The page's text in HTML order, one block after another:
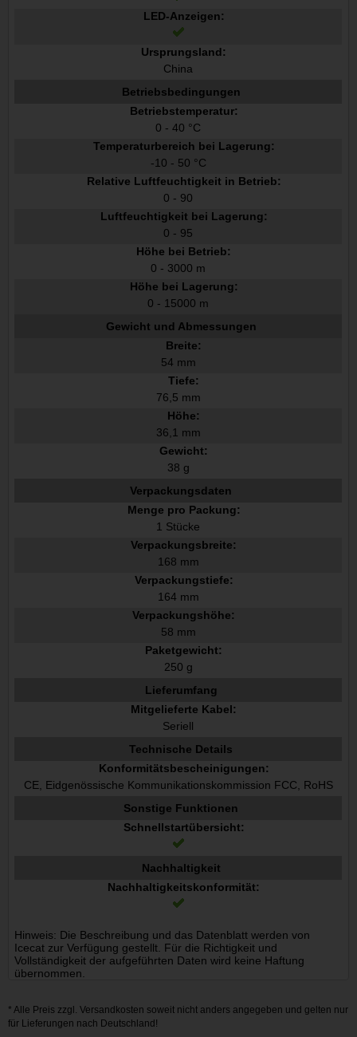
LED-Anzeigen:
Ursprungsland:
China
Betriebsbedingungen
Betriebstemperatur:
0 - 40 °C
Temperaturbereich bei Lagerung:
-10 - 50 °C
Relative Luftfeuchtigkeit in Betrieb:
0 - 90
Luftfeuchtigkeit bei Lagerung:
0 - 95
Höhe bei Betrieb:
0 - 3000 m
Höhe bei Lagerung:
0 - 15000 m
Gewicht und Abmessungen
Breite:
54 mm
Tiefe:
76,5 mm
Höhe:
36,1 mm
Gewicht:
38 g
Verpackungsdaten
Menge pro Packung:
1 Stücke
Verpackungsbreite:
168 mm
Verpackungstiefe:
164 mm
Verpackungshöhe:
58 mm
Paketgewicht:
250 g
Lieferumfang
Mitgelieferte Kabel:
Seriell
Technische Details
Konformitätsbescheinigungen:
CE, Eidgenössische Kommunikationskommission FCC, RoHS
Sonstige Funktionen
Schnellstartübersicht:
Nachhaltigkeit
Nachhaltigkeitskonformität:
Hinweis: Die Beschreibung und das Datenblatt werden von
Icecat zur Verfügung gestellt. Für die Richtigkeit und
Vollständigkeit der aufgeführten Daten wird keine Haftung
übernommen.
* Alle Preis zzgl. Versandkosten soweit nicht anders angegeben und gelten nur
für Lieferungen nach Deutschland!